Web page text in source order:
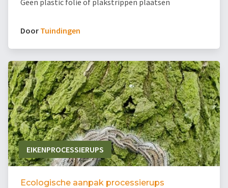
Door Tuindingen
EIKENPROCESSIERUPS
Ecologische aanpak processierups